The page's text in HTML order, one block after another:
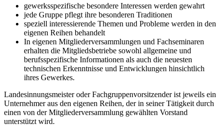
gewerksspezifische besondere Interessen werden gewahrt
jede Gruppe pflegt ihre besonderen Traditionen
speziell interessierende Themen und Probleme werden in den
eigenen Reihen behandelt
In eigenen Mitgliederversammlungen und Fachseminaren
erhalten die Mitgliedsbetriebe sowohl allgemeine und
berufsspezifische Informationen als auch die neuesten
technischen Erkenntnisse und Entwicklungen hinsichtlich
ihres Gewerkes.
Landesinnungsmeister oder Fachgruppenvorsitzender ist jeweils ein
Unternehmer aus den eigenen Reihen, der in seiner Tätigkeit durch
einen von der Mitgliederversammlung gewählten Vorstand
unterstützt wird.